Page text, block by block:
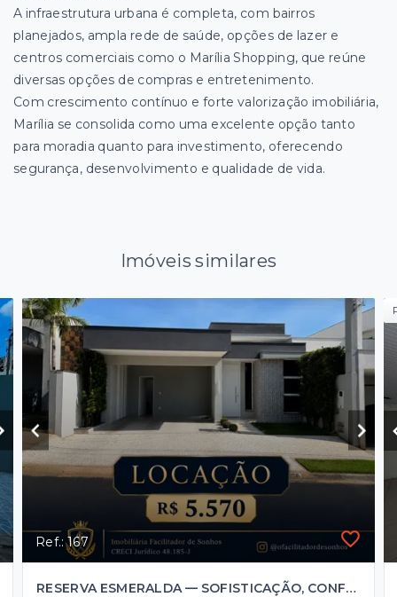
A infraestrutura urbana é completa, com bairros
planejados, ampla rede de saúde, opções de lazer e
centros comerciais como o Marília Shopping, que reúne
diversas opções de compras e entretenimento.
Com crescimento contínuo e forte valorização imobiliária,
Marília se consolida como uma excelente opção tanto
para moradia quanto para investimento, oferecendo
segurança, desenvolvimento e qualidade de vida.
Imóveis similares
Ref.: 167
RESERVA ESMERALDA — SOFISTICAÇÃO, CONFORTO E EXCLUSIVIDADE